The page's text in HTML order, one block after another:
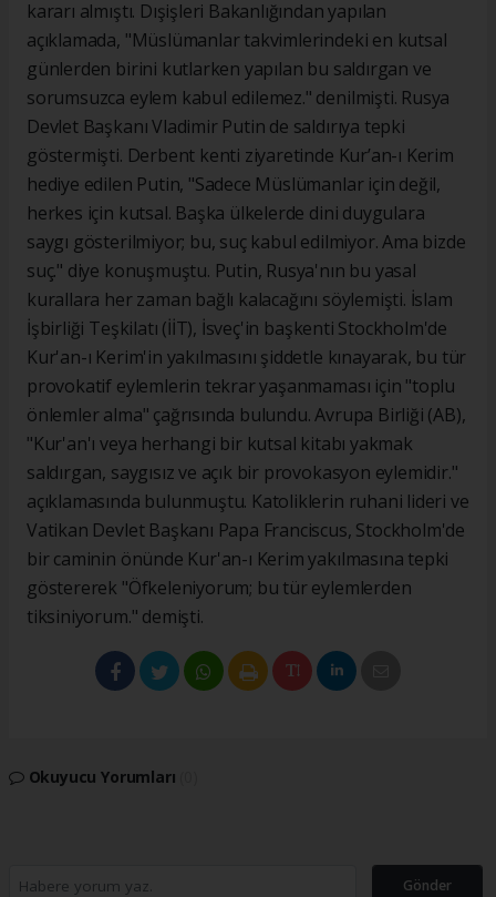
kararı almıştı. Dışişleri Bakanlığından yapılan
açıklamada, "Müslümanlar takvimlerindeki en kutsal
günlerden birini kutlarken yapılan bu saldırgan ve
sorumsuzca eylem kabul edilemez." denilmişti. Rusya
Devlet Başkanı Vladimir Putin de saldırıya tepki
göstermişti. Derbent kenti ziyaretinde Kur’an-ı Kerim
hediye edilen Putin, "Sadece Müslümanlar için değil,
herkes için kutsal. Başka ülkelerde dini duygulara
saygı gösterilmiyor; bu, suç kabul edilmiyor. Ama bizde
suç." diye konuşmuştu. Putin, Rusya'nın bu yasal
kurallara her zaman bağlı kalacağını söylemişti. İslam
İşbirliği Teşkilatı (İİT), İsveç'in başkenti Stockholm'de
Kur'an-ı Kerim'in yakılmasını şiddetle kınayarak, bu tür
provokatif eylemlerin tekrar yaşanmaması için "toplu
önlemler alma" çağrısında bulundu. Avrupa Birliği (AB),
"Kur'an'ı veya herhangi bir kutsal kitabı yakmak
saldırgan, saygısız ve açık bir provokasyon eylemidir."
açıklamasında bulunmuştu. Katoliklerin ruhani lideri ve
Vatikan Devlet Başkanı Papa Franciscus, Stockholm'de
bir caminin önünde Kur'an-ı Kerim yakılmasına tepki
göstererek "Öfkeleniyorum; bu tür eylemlerden
tiksiniyorum." demişti.
Okuyucu Yorumları
Gönder